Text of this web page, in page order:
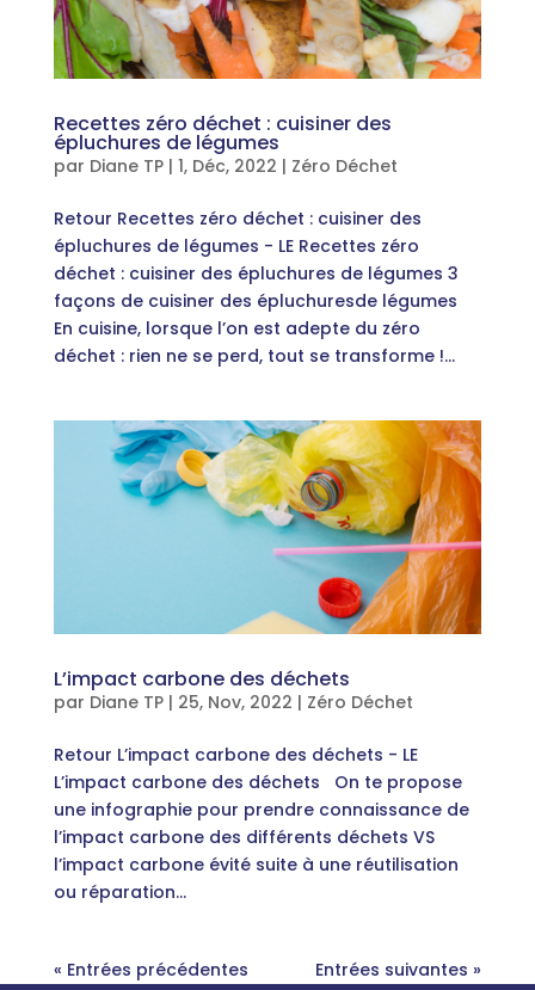
Recettes zéro déchet : cuisiner des
épluchures de légumes
par Diane TP| 1, Déc, 2022 | Zéro Déchet
Retour Recettes zéro déchet : cuisiner des
épluchures de légumes - LE Recettes zéro
déchet : cuisiner des épluchures de légumes 3
façons de cuisiner des épluchuresde légumes
En cuisine, lorsque l’on est adepte du zéro
déchet : rien ne se perd, tout se transforme !...
L’impact carbone des déchets
par Diane TP| 25, Nov, 2022 | Zéro Déchet
Retour L’impact carbone des déchets - LE
L’impact carbone des déchets On te propose
une infographie pour prendre connaissance de
l’impact carbone des différents déchets VS
l’impact carbone évité suite à une réutilisation
ou réparation...
« Entrées précédentes Entrées suivantes »